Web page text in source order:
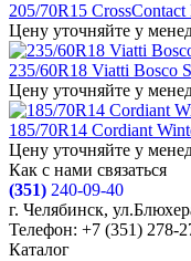
205/70R15
Цену уточняйте у
235/60R18 Viatti Bosco
Цену уточняйте у
185/70R14 Cordiant
Цену уточняйте у
Как с нами связаться
(351) 240-09-40
г. Челябинск,
Телефон: +7 (351) 278-
Каталог